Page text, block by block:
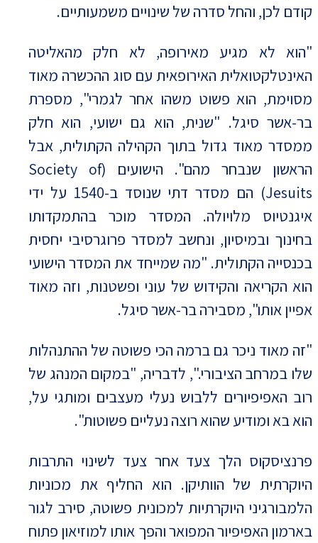
קודם לכן, והחל סדרה של שינויים משמעותיים.
"הוא לא מגיע מאירופה, לא חלק מהאליטה
האינטלקטואלית האירופאית עם סוג ההכשרה מאוד
מסוימת, הוא פשוט משהו אחר לגמרי", מספרת
בר-אשר סיגל. "שנית, הוא גם ישועי, הוא חלק
ממסדר מאוד גדול בתוך הקהילה הקתולית, אבל
הראשון שנבחר מהם". הישועים (Society of
Jesuits) הם מסדר דתי שנוסד ב-1540 על ידי
איגנטיוס מלויולה. המסדר מוכר בהתמקדותו
בחינוך ובמיסיון, ונחשב למסדר פרוגרסיבי יחסית
בכנסייה הקתולית. "מה שמייחד את המסדר הישועי
הוא הקריאה והקידוש של עוני ופשטנות, וזה מאוד
אפיין אותו", מסבירה בר-אשר סיגל.
"זה מאוד ניכר גם ברמה הכי פשוטה של ההתנהלות
שלו במרחב הציבורי.", לדבריה, "במקום המנהג של
רוב האפיפיורים ללבוש נעלי מעצבים ומותגי על,
הוא בא ומודיע שהוא רוצה נעליים פשוטות".
פרנציסקוס הלך צעד אחר צעד לשינוי התרבות
היוקרתית של הוותיקן. הוא החליף את מכוניות
הלמבורגיני היוקרתיות למכונית פשוטה, סירב לגור
בארמון האפיפיור המפואר והפך אותו למוזיאון פתוח